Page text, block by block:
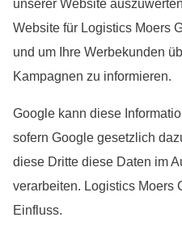
unserer Website
Website für Logistics Moers
und um Ihre Werbekunden
Kampagnen zu informieren.
Google kann diese
sofern Google gesetzlich
diese Dritte diese Daten im
verarbeiten. Logistics Moers
Einfluss.